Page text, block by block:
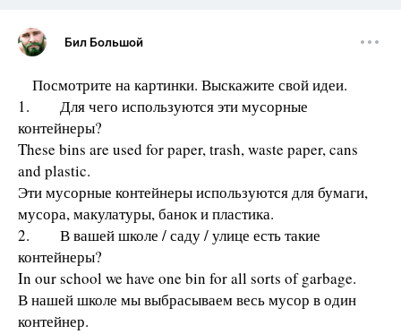
Бил Большой
Посмотрите на картинки. Выскажите свой идеи.
1. Для чего используются эти мусорные
контейнеры?
These bins are used for paper, trash, waste paper, cans
and plastic.
Эти мусорные контейнеры используются для бумаги,
мусора, макулатуры, банок и пластика.
2. В вашей школе / саду / улице есть такие
контейнеры?
In our school we have one bin for all sorts of garbage.
В нашей школе мы выбрасываем весь мусор в один
контейнер.